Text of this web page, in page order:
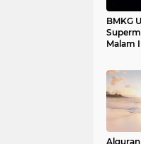
BMKG
Malam